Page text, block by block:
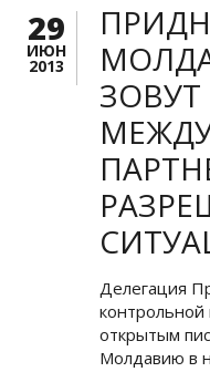
29
ИЮН
2013
ЗОВУТ
Делегация
контрольной
открытым
Молдавию в